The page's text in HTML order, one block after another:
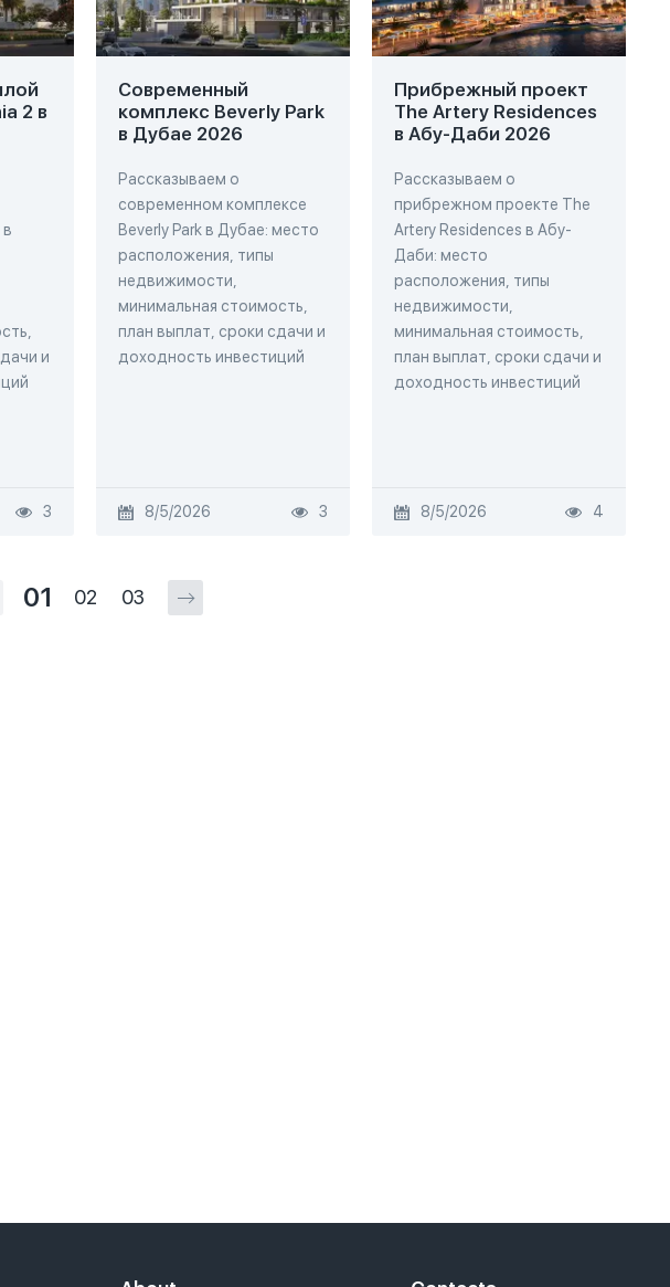
2 в
и
3
Современный
комплекс Beverly Park
в Дубае 2026
Рассказываем о
современном комплексе
Beverly Park в Дубае: место
расположения, типы
недвижимости,
минимальная стоимость,
план выплат, сроки сдачи и
доходность инвестиций
8/5/2026 3
Прибрежный проект
The Artery Residences
в Абу-Даби 2026
Рассказываем о
прибрежном проекте The
Artery Residences в Абу-
Даби: место
расположения, типы
недвижимости,
минимальная стоимость,
план выплат, сроки сдачи и
доходность инвестиций
8/5/2026 4
01 02 03